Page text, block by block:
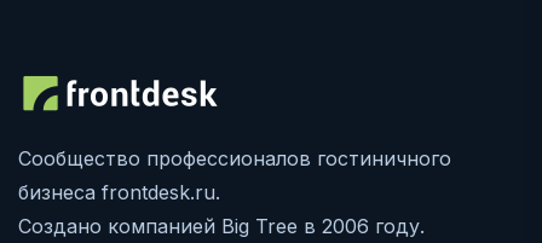
Сообщество профессионалов гостиничного
бизнеса frontdesk.ru.
Создано компанией Big Tree в 2006 году.